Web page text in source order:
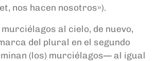
nos hacen nosotros»).
al cielo, de nuevo,
del plural en el segundo
(los) murciélagos— al igual